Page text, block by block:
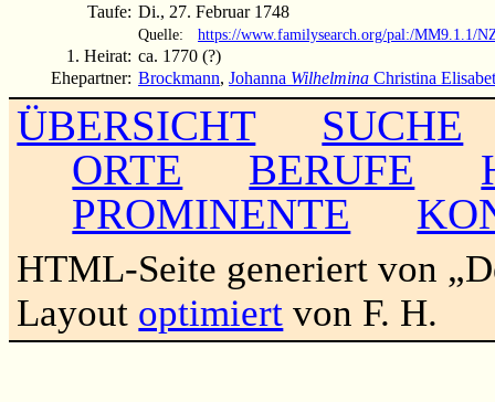
Taufe: Di., 27. Februar 1748
Quelle: https://www.familysearch.org/pal:/MM9.1.1/
1. Heirat: ca. 1770 (?)
Ehepartner: Brockmann, Johanna Wilhelmina Christina
ÜBERSICHT
SUCHE
ORTE
BERUFE
PROMINENTE
HTML-Seite generiert von
Layout optimiert von F. H.